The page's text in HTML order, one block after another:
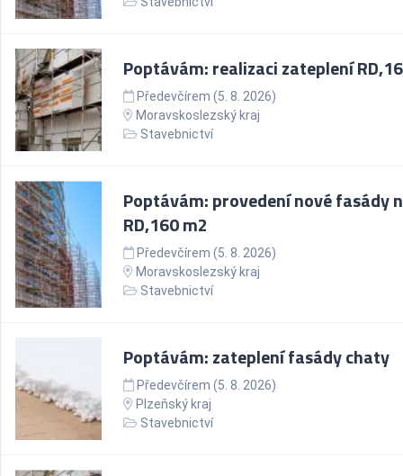
Poptávám: realizaci zateplení
Předevčírem (5. 8. 2026)
Moravskoslezský kraj
Stavebnictví
Poptávám: provedení nové fasády
RD,160 m2
Předevčírem (5. 8. 2026)
Moravskoslezský kraj
Stavebnictví
Poptávám: zateplení fasády chaty
Předevčírem (5. 8. 2026)
Plzeňský kraj
Stavebnictví